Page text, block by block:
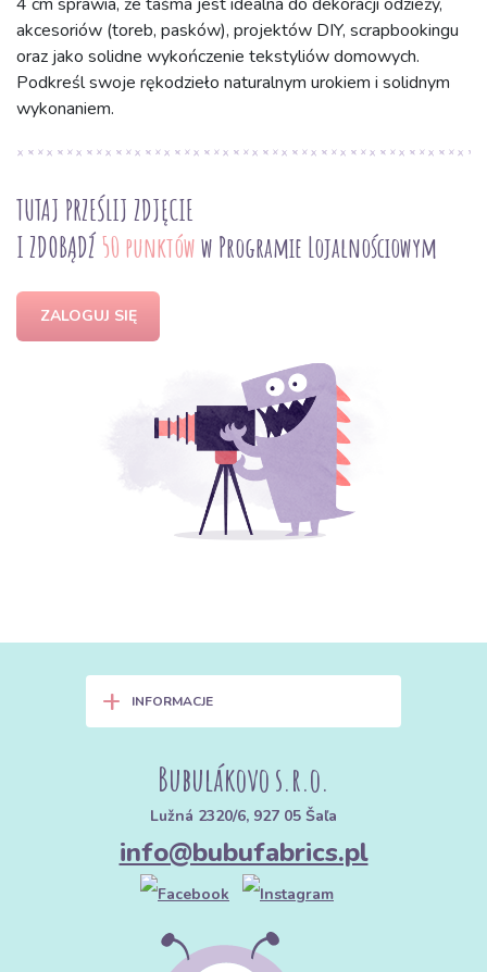
akcesoriów (toreb, pasków), projektów DIY, scrapbookingu
oraz jako solidne wykończenie tekstyliów domowych.
Podkreśl swoje rękodzieło naturalnym urokiem i solidnym
wykonaniem.
TUTAJ PRZEŚLIJ ZDJĘCIE
I ZDOBĄDŹ 50 punktóww Programie Lojalnościowym
ZALOGUJ SIĘ
+ INFORMACJE
Bubulákovo s.r.o.
Lužná 2320/6, 927 05 Šaľa
info@bubufabrics.pl